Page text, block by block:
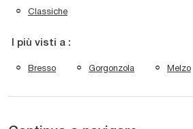
Classiche
I più visti a :
Bresso Gorgonzola Melzo